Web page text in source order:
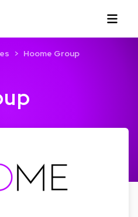
Hoome Group